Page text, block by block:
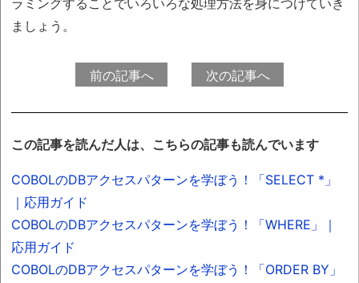
ましょう。
前の記事へ 次の記事へ
この記事を読んだ人は、こちらの記事も読んでいます
COBOLのDBアクセスパターンを学ぼう！「SELECT *」
｜応用ガイド
COBOLのDBアクセスパターンを学ぼう！「WHERE」｜
応用ガイド
COBOLのDBアクセスパターンを学ぼう！「ORDER BY」